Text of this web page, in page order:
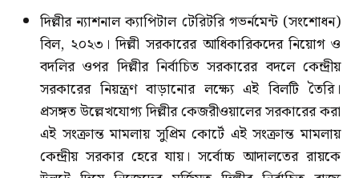
দিল্লীর ন্যাশনাল ক্যাপিটাল টেরিটরি গভর্নমেন্ট (সংশোধন)
বিল, ২০২৩। দিল্লী সরকারের আধিকারিকদের নিয়োগ ও
বদলির ওপর দিল্লীর নির্বাচিত সরকারের বদলে কেন্দ্রীয়
সরকারের নিয়ন্ত্রণ বাড়ানোর লক্ষ্যে এই বিলটি তৈরি।
প্রসঙ্গত উল্লেখযোগ্য দিল্লীর কেজরীওয়ালের সরকারের করা
এই সংক্রান্ত মামলায় সুপ্রিম কোর্টে এই সংক্রান্ত মামলায়
কেন্দ্রীয় সরকার হেরে যায়। সর্বোচ্চ আদালতের রায়কে